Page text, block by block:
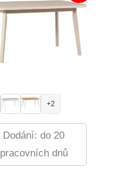
+2
Dodání: do 20
pracovních dnů